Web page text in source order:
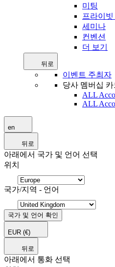
미팅
프라이
세미나
컨벤션
더 보기
뒤로
이벤트 주최자
당사 멤버십 카
ALL
ALL
en
뒤로
아래에서 국가 및 언어 선택
위치
국가/지역 - 언어
국가 및 언어 확인
EUR (€)
뒤로
아래에서 통화 선택